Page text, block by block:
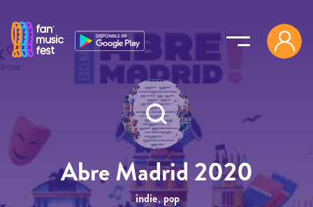
Abre Madrid 2020
indie,pop